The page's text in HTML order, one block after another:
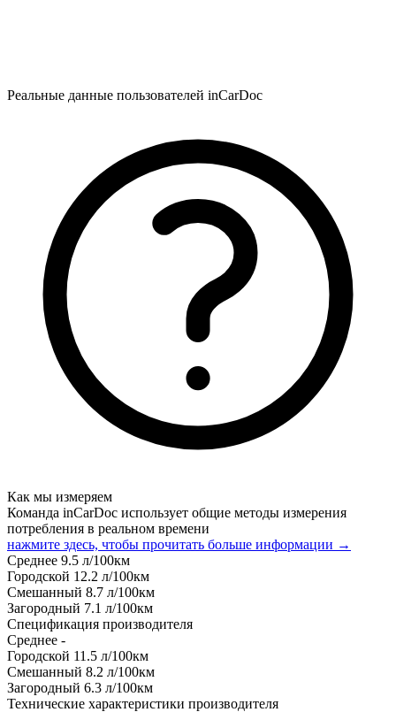
Реальные данные пользователей inCarDoc
Как мы измеряем
Команда inCarDoc использует общие методы измерения
потребления в реальном времени
нажмите здесь, чтобы прочитать больше информации →
Среднее 9.5 л/100км
Городской 12.2 л/100км
Смешанный 8.7 л/100км
Загородный 7.1 л/100км
Спецификация производителя
Среднее -
Городской 11.5 л/100км
Смешанный 8.2 л/100км
Загородный 6.3 л/100км
Технические характеристики производителя